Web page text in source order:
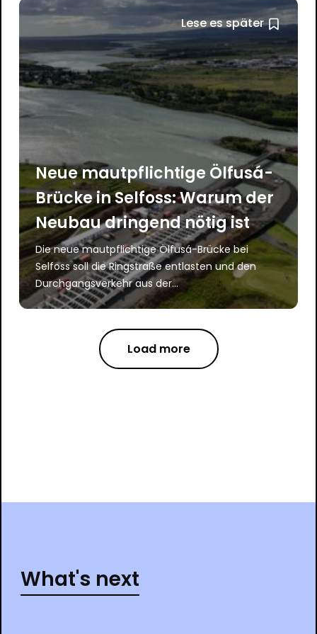
Lese es später
Neue mautpflichtige Ölfusá-
Brücke in Selfoss: Warum der
Neubau dringend nötig ist
Die neue mautpflichtige Ölfusá-Brücke bei
Selfoss soll die Ringstraße entlasten und den
Durchgangsverkehr aus der...
Load more
What's next